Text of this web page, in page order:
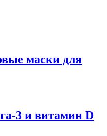
маски для
3 и витамин D